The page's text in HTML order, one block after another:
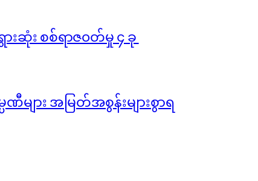
ဆုံး စစ်ရာဇ၀တ်မှု ၄ ခု
ျား အမြတ်အစွန်းများစွာရ